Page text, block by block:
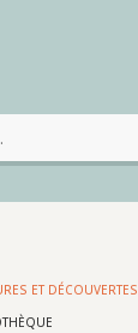
ET DÉCOUVERTES